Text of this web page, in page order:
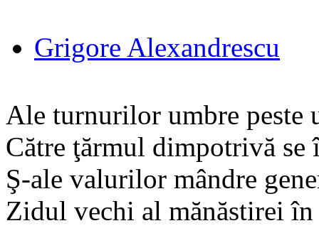
Grigore Alexandrescu
Ale turnurilor umbre peste
Către ţărmul dimpotrivă se
Ş-ale valurilor mândre
Zidul vechi al mănăstirei în